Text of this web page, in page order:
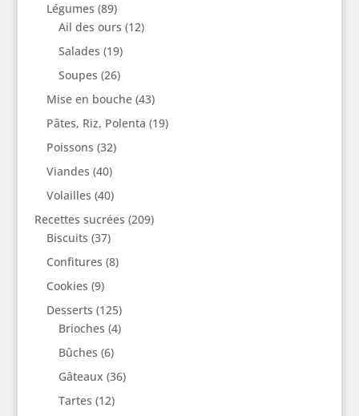
Légumes (89)
Ail des ours (12)
Salades (19)
Soupes (26)
Mise en bouche(43)
Pâtes, Riz, Polenta (19)
Poissons (32)
Viandes (40)
Volailles (40)
Recettes sucrées (209)
Biscuits (37)
Confitures (8)
Cookies (9)
Desserts (125)
Brioches (4)
Bûches (6)
Gâteaux (36)
Tartes (12)